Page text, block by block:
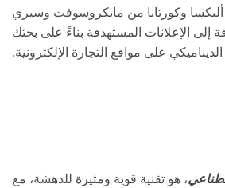
وكورتانا من مايكروسوفت وسيري
إلى الإعلانات المستهدفة بناءً على بحثك
على مواقع التجارة الإلكترونية.
، هو تقنية قوية ومثيرة للدهشة، مع